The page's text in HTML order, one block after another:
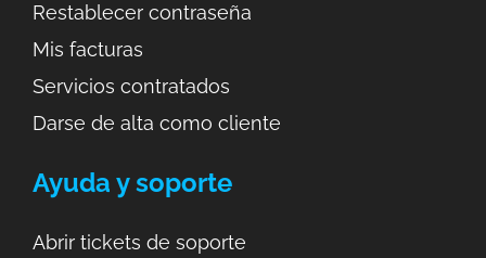
Restablecer contraseña
Mis facturas
Servicios contratados
Darse de alta como cliente
Ayuda y soporte
Abrir tickets de soporte